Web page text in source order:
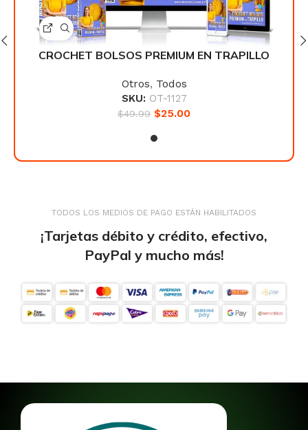
CROCHET BOLSOS PREMIUM EN TRAPILLO
Otros, Todos
SKU: OT-1127
$49.99 $25.00
TODOS LOS MEDIOS DE PAGO ESTÁN HABILITADOS
¡Tarjetas débito y crédito, efectivo,
PayPal y mucho más!